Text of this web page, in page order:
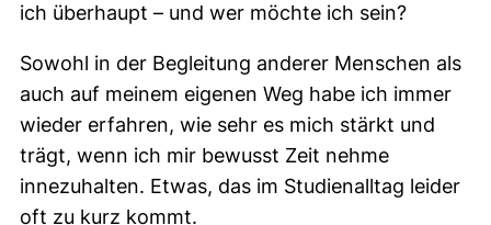
ich überhaupt – und wer möchte ich sein?
Sowohl in der Begleitung anderer Menschen als
auch auf meinem eigenen Weg habe ich immer
wieder erfahren, wie sehr es mich stärkt und
trägt, wenn ich mir bewusst Zeit nehme
innezuhalten. Etwas, das im Studienalltag leider
oft zu kurz kommt.